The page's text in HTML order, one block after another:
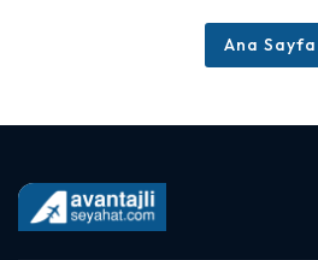
Ana Sayfa